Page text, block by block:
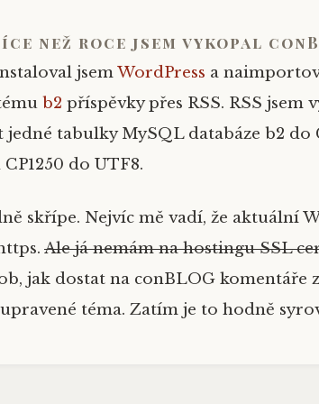
než roce jsem vykopal
jsemWordPress a
b2 příspěvky přes RSS. RSS jsem
tabulky MySQL databáze b2 do
do UTF8.
skřípe. Nejvíc mě vadí, že aktuální
Ale já nemám na hostingu SSL
jak dostat na conBLOG komentáře
téma. Zatím je to hodně